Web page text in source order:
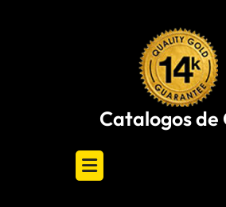
Catalogos de